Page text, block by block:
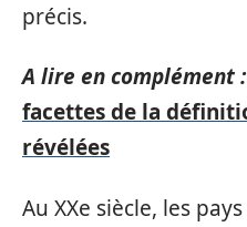
précis.
A lire en complément :
facettes de la
révélées
Au XXe siècle, les